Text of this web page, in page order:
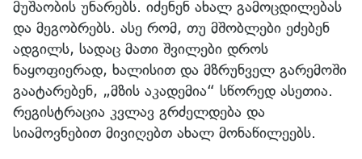
მუშაობის უნარებს. იძენენ ახალ გამოცდილებას
და მეგობრებს. ასე რომ, თუ მშობლები ეძებენ
ადგილს, სადაც მათი შვილები დროს
ნაყოფიერად, ხალისით და მზრუნველ გარემოში
გაატარებენ, „მზის აკადემია“ სწორედ ასეთია.
რეგისტრაცია კვლავ გრძელდება და
სიამოვნებით მივიღებთ ახალ მონაწილეებს.